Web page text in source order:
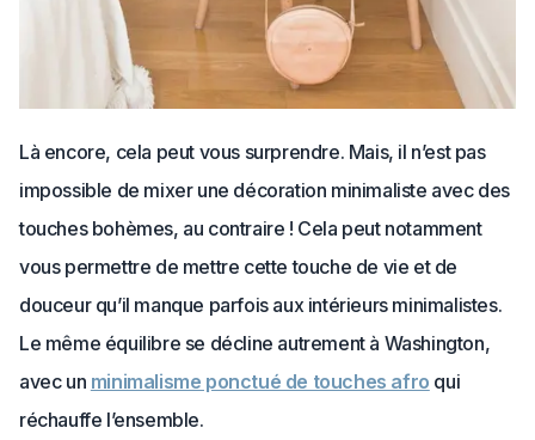
Là encore, cela peut vous surprendre. Mais, il n’est pas
impossible de mixer une décoration minimaliste avec des
touches bohèmes, au contraire ! Cela peut notamment
vous permettre de mettre cette touche de vie et de
douceur qu’il manque parfois aux intérieurs minimalistes.
Le même équilibre se décline autrement à Washington,
avec un minimalisme ponctué de touches afro qui
réchauffe l’ensemble.